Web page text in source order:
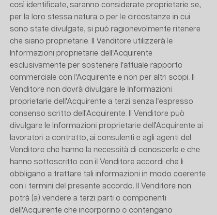
così identificate, saranno considerate proprietarie se,
per la loro stessa natura o per le circostanze in cui
sono state divulgate, si può ragionevolmente ritenere
che siano proprietarie. Il Venditore utilizzerà le
Informazioni proprietarie dell'Acquirente
esclusivamente per sostenere l'attuale rapporto
commerciale con l'Acquirente e non per altri scopi. Il
Venditore non dovrà divulgare le Informazioni
proprietarie dell'Acquirente a terzi senza l'espresso
consenso scritto dell'Acquirente. Il Venditore può
divulgare le Informazioni proprietarie dell'Acquirente ai
lavoratori a contratto, ai consulenti e agli agenti del
Venditore che hanno la necessità di conoscerle e che
hanno sottoscritto con il Venditore accordi che li
obbligano a trattare tali informazioni in modo coerente
con i termini del presente accordo. Il Venditore non
potrà (a) vendere a terzi parti o componenti
dell'Acquirente che incorporino o contengano